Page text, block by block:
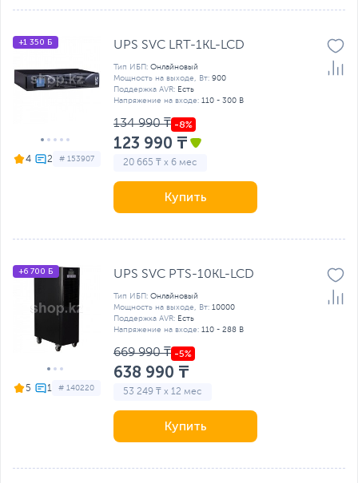
4 # 153907
+1 350 Б UPS SVC LRT-1KL-LCD
Тип ИБП: Онлайновый
Мощность на выходе, Вт: 900
Поддержка AVR: Есть
Напряжение на входе: 110 - 300 В
134 990 ₸
123 990 ₸
20 665 ₸ x 6 мес
Купить
5 # 140220
+6 700 Б UPS SVC PTS-10KL-LCD
Тип ИБП: Онлайновый
Мощность на выходе, Вт: 10000
Поддержка AVR: Есть
Напряжение на входе: 110 - 288 В
669 990 ₸
638 990 ₸
53 249 ₸ x 12 мес
Купить